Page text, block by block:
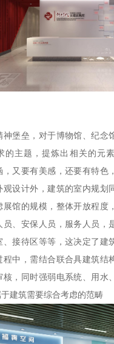
堡垒，对于博物馆、纪念
的主题，提炼出相关的元
，又要有美感，还要有特色
观设计外，建筑的室内规划
展馆的规模，整体开放程度
员、安保人员，服务人员，
接待区等等，这决定了建
程中，需结合联合具建筑结
核，同时强弱电系统、用水
建筑需要综合考虑的范畴